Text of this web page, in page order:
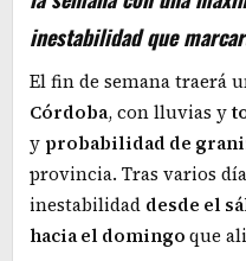
inestabilidad que
El fin de semana traerá
Córdoba, con lluvias y
y probabilidad de
provincia. Tras varios
inestabilidad desde el
hacia el domingoque